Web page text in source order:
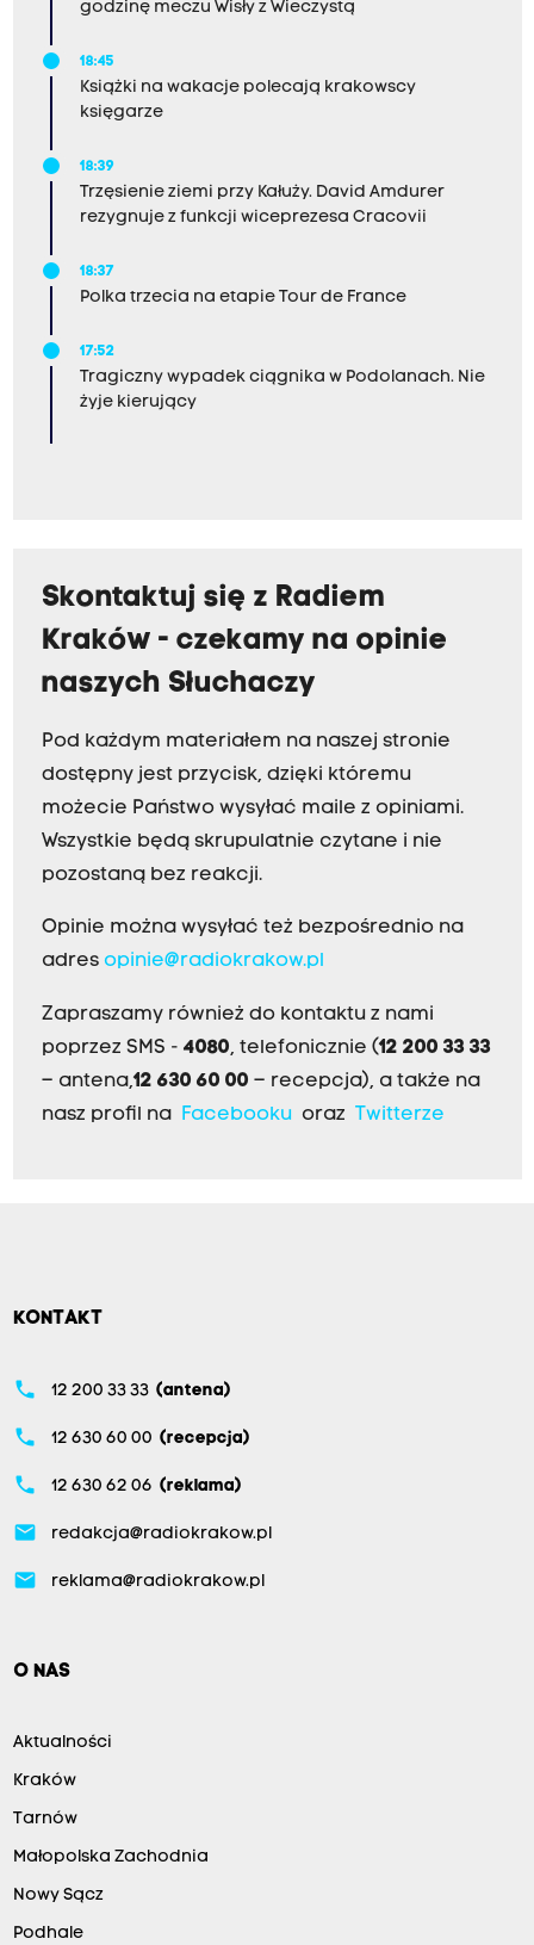
godzinę meczu Wisły z Wieczystą
18:45
Książki na wakacje polecają krakowscy
księgarze
18:39
Trzęsienie ziemi przy Kałuży. David Amdurer
rezygnuje z funkcji wiceprezesa Cracovii
18:37
Polka trzecia na etapie Tour de France
17:52
Tragiczny wypadek ciągnika w Podolanach. Nie
żyje kierujący
Skontaktuj się z Radiem
Kraków - czekamy na opinie
naszych Słuchaczy
Pod każdym materiałem na naszej stronie
dostępny jest przycisk, dzięki któremu
możecie Państwo wysyłać maile z opiniami.
Wszystkie będą skrupulatnie czytane i nie
pozostaną bez reakcji.
Opinie można wysyłać też bezpośrednio na
adres opinie@radiokrakow.pl
Zapraszamy również do kontaktu z nami
poprzez SMS - 4080, telefonicznie (12 200 33 33
– antena,12 630 60 00 – recepcja), a także na
nasz profil na
Facebookuoraz Twitterze
KONTAKT
phone 12 200 33 33 (antena)
phone 12 630 60 00 (recepcja)
phone 12 630 62 06 (reklama)
email redakcja@radiokrakow.pl
email reklama@radiokrakow.pl
O NAS
Aktualności
Kraków
Tarnów
Małopolska Zachodnia
Nowy Sącz
Podhale